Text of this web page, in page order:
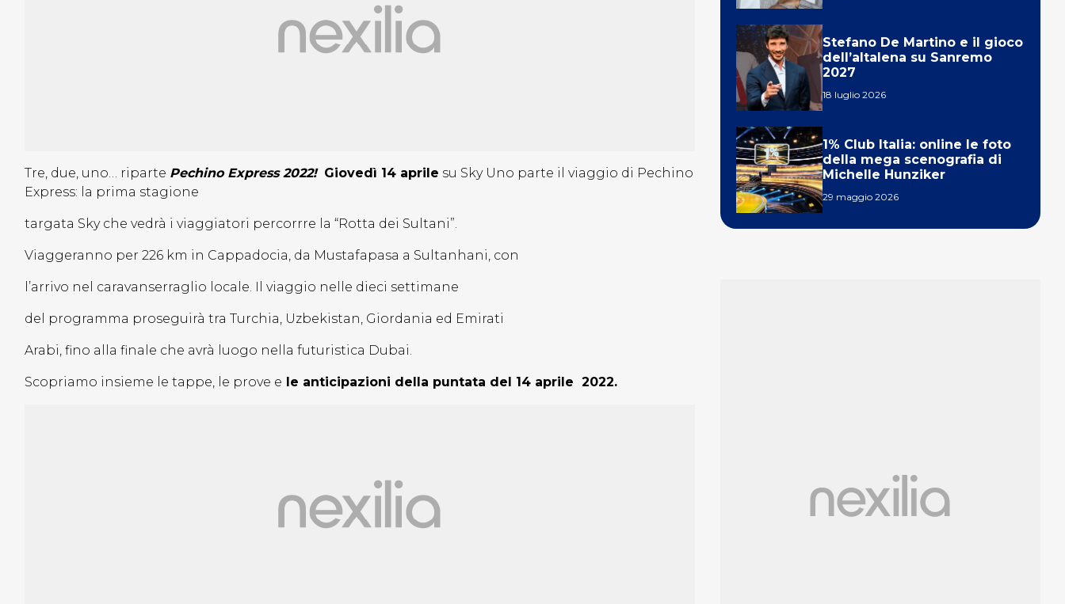
Tre, due, uno… riparte Pechino Express 2022! Giovedì 14 aprile su Sky Uno parte il viaggio di Pechino
Express: la prima stagione
targata Sky che vedrà i viaggiatori percorrre la “Rotta dei Sultani”.
Viaggeranno per 226 km in Cappadocia, da Mustafapasa a Sultanhani, con
l’arrivo nel caravanserraglio locale. Il viaggio nelle dieci settimane
del programma proseguirà tra Turchia, Uzbekistan, Giordania ed Emirati
Arabi, fino alla finale che avrà luogo nella futuristica Dubai.
Scopriamo insieme le tappe, le prove e le anticipazioni della puntata del 14 aprile 2022.
Stefano De Martino e il gioco
dell’altalena su Sanremo
2027
18 luglio 2026
1% Club Italia: online le foto
della mega scenografia di
Michelle Hunziker
29 maggio 2026